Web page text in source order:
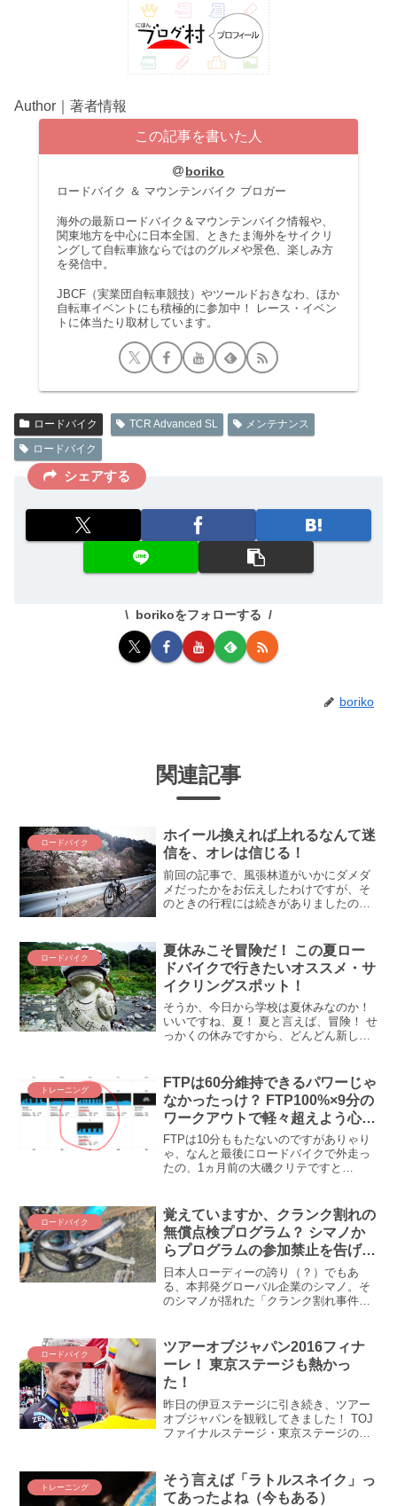
Author｜著者情報
この記事を書いた人
boriko
ロードバイク ＆ マウンテンバイク ブロガー
海外の最新ロードバイク＆マウンテンバイク情報や、
関東地方を中心に日本全国、ときたま海外をサイクリ
ングして自転車旅ならではのグルメや景色、楽しみ方
を発信中。
JBCF（実業団自転車競技）やツールドおきなわ、ほか
自転車イベントにも積極的に参加中！ レース・イベン
トに体当たり取材しています。
ロードバイク TCR Advanced SL
メンテナンス
ロードバイク
シェアする
borikoをフォローする
boriko
関連記事
ロードバイク
ホイール換えれば上れるなんて迷
信を、オレは信じる！
前回の記事で、風張林道がいかにダメダ
メだったかをお伝えしたわけですが、そ
のときの行程には続きがありましたので
峠頂上～鶴峠～甲武トンネルという感じ
で、山三昧でした。これで...
ロードバイク
夏休みこそ冒険だ！ この夏ロー
ドバイクで行きたいオススメ・サ
イクリングスポット！
そうか、今日から学校は夏休みなのか！
いいですね、夏！ 夏と言えば、冒険！ せ
っかくの休みですから、どんどん新しい
日本全国少年少女のサイクリストがこの
夏探検すべきオス...
トレーニング
FTPは60分維持できるパワーじゃ
なかったっけ？ FTP100%×9分の
ワークアウトで軽々超えよう心拍
の限界(＾ω＾)
FTPは10分ももたないのですがありゃり
ゃ、なんと最後にロードバイクで外走っ
たの、1ヵ月前の大磯クリテですと
すが、それでもローラーはほぼ毎日回し
てます。FTPに一...
ロードバイク
覚えていますか、クランク割れの
無償点検プログラム？ シマノか
らプログラムの参加禁止を告げら
れたショップがあるそうです
日本人ローディーの誇り（？）でもあ
る、本邦発グローバル企業のシマノ。そ
のシマノが揺れた「クランク割れ事件」
ム」の発表と実施でユーザーもショップ
もズコーッヽ(・ω・)/となって、アメリ
カでは集団訴訟まで起こされたのは記憶
に新しいであります（その後進展ないけ
ど）。そんな渦中のシマノクランクを点
検し、必要に応じて交換手続きを行うシ
ョップが、なんとシマノ御大から「出
禁」を食らったんですと(◎_◎;) なん
ク問題、まだ続いてるのね、このまま収
束するのかしら。。。
ロードバイク
ツアーオブジャパン2016フィナ
ーレ！ 東京ステージも熱かっ
た！
昨日の伊豆ステージに引き続き、ツアー
オブジャパンを観戦してきました！ TOJ
ファイナルステージ・東京ステージの速
豆ステージとは比べ物にならないほど観
客がいた東京ステー...
トレーニング
そう言えば「ラトルスネイク」っ
てあったよね（今もある）